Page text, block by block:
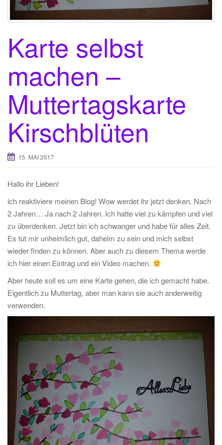
Karte selbst
machen –
Muttertagskarte
Kirschblüten
15. MAI 2017
Hallo ihr Lieben!
ich reaktiviere meinen Blog! Wow werdet ihr jetzt denken. Nach
2 Jahren… Ja nach 2 Jahren. Ich hatte viel zu kämpfen und viel
zu überdenken. Jetzt bin ich schwanger und habe für alles Zeit.
Es tut mir unheimlich gut, daheim zu sein und mich selbst
wieder finden zu können. Aber auch zu diesem Thema werde
ich hier einen Eintrag und ein Video machen.
Aber heute soll es um eine Karte gehen, die ich gemacht habe.
Eigentlich zu Muttertag, aber man kann sie auch anderweitig
verwenden.